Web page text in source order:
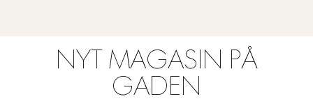
NYT MAGASIN PÅ
GADEN